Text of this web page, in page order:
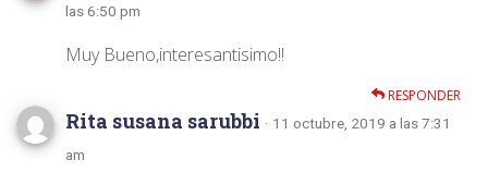
las 6:50 pm
Muy Bueno,interesantisimo!!
RESPONDER
Rita susana sarubbi · 11 octubre, 2019 a las 7:31
am